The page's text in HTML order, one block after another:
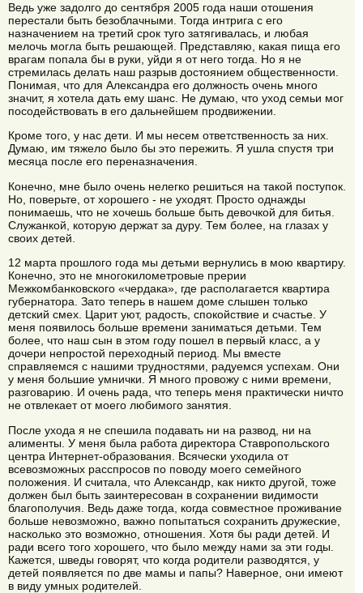
Ведь уже задолго до сентября 2005 года наши отошения
перестали быть безоблачными. Тогда интрига с его
назначением на третий срок туго затягивалась, и любая
мелочь могла быть решающей. Представляю, какая пища его
врагам попала бы в руки, уйди я от него тогда. Но я не
стремилась делать наш разрыв достоянием общественности.
Понимая, что для Александра его должность очень много
значит, я хотела дать ему шанс. Не думаю, что уход семьи мог
посодействовать в его дальнейшем продвижении.
Кроме того, у нас дети. И мы несем ответственность за них.
Думаю, им тяжело было бы это пережить. Я ушла спустя три
месяца после его переназначения.
Конечно, мне было очень нелегко решиться на такой поступок.
Но, поверьте, от хорошего - не уходят. Просто однажды
понимаешь, что не хочешь больше быть девочкой для битья.
Служанкой, которую держат за дуру. Тем более, на глазах у
своих детей.
12 марта прошлого года мы детьми вернулись в мою квартиру.
Конечно, это не многокилометровые прерии
Межкомбанковского «чердака», где располагается квартира
губернатора. Зато теперь в нашем доме слышен только
детский смех. Царит уют, радость, спокойствие и счастье. У
меня появилось больше времени заниматься детьми. Тем
более, что наш сын в этом году пошел в первый класс, а у
дочери непростой переходный период. Мы вместе
справляемся с нашими трудностями, радуемся успехам. Они
у меня большие умнички. Я много провожу с ними времени,
разговарию. И очень рада, что теперь меня практически ничто
не отвлекает от моего любимого занятия.
После ухода я не спешила подавать ни на развод, ни на
алименты. У меня была работа директора Ставропольского
центра Интернет-образования. Всячески уходила от
всевозможных расспросов по поводу моего семейного
положения. И считала, что Александр, как никто другой, тоже
должен был быть заинтересован в сохранении видимости
благополучия. Ведь даже тогда, когда совместное проживание
больше невозможно, важно попытаться сохранить дружеские,
насколько это возможно, отношения. Хотя бы ради детей. И
ради всего того хорошего, что было между нами за эти годы.
Кажется, шведы говорят, что когда родители разводятся, у
детей появляется по две мамы и папы? Наверное, они имеют
в виду умных родителей.